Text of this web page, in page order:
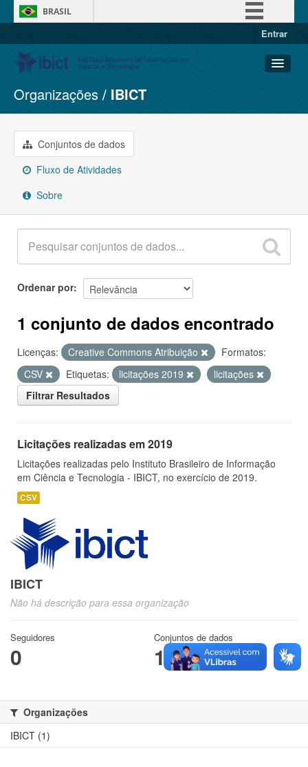
BRASIL
Entrar
Conjuntos de dados
Organizações
Grupos
Sobre
Organizações IBICT
Conjuntos de dados
Fluxo de Atividades
Sobre
Ordenar por
1 conjunto de dados encontrado
Licenças: Creative Commons Atribuição
Formatos:
CSV
Etiquetas: licitações 2019
licitações
Filtrar Resultados
Licitações realizadas em 2019
Licitações realizadas pelo Instituto Brasileiro de Informação
em Ciência e Tecnologia - IBICT, no exercício de 2019.
CSV
IBICT
Não há descrição para essa organização
Seguidores
0
Conjuntos de dados
1
Organizações
IBICT (1)